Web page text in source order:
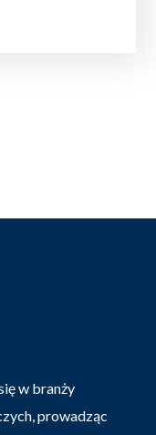
w branży
prowadząc